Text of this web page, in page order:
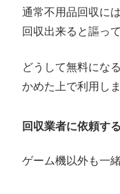
通常不用品回収に
回収出来ると謳っ
どうして無料にな
かめた上で利用し
回収業者に依頼す
ゲーム機以外も一